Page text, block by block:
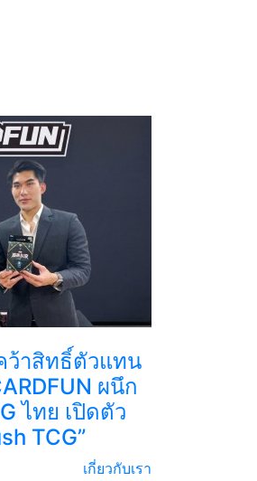
าสิทธิ์ตัวแทน
ผนึก
ไทย เปิดตัว
TCG”
เกี่ยวกับเรา